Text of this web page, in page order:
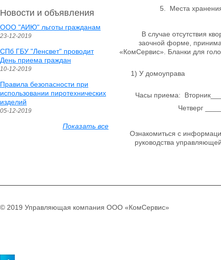
Новости и объявления
ООО "АИЮ" льготы гражданам
23-12-2019
СПб ГБУ "Ленсвет" проводит
День приема граждан
10-12-2019
Правила безопасности при
использовании пиротехнических
изделий
05-12-2019
Показать все
Места
В случае отсутствия
заочной форме,
«КомСервис». Бланки для
1) У
Часы приема:
Четверг
Ознакомиться с
руководства
© 2019 Управляющая компания ООО «КомСервис»